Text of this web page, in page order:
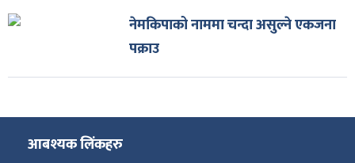
नेमकिपाको नाममा चन्दा असुल्ने एकजना
पक्राउ
आबश्यक लिंकहरु